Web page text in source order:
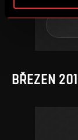
BŘEZEN